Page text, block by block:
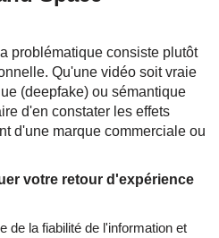
problématique consiste plutôt
Qu'une vidéo soit vraie
(deepfake) ou sémantique
d'en constater les effets
d'une marque commerciale ou
votre retour d'expérience
de la fiabilité de l'information et